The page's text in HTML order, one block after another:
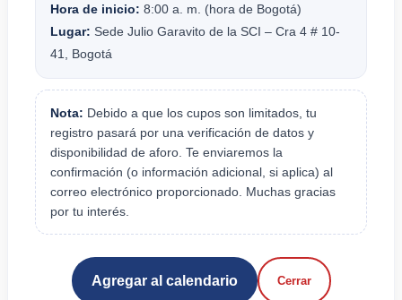
Hora de inicio: 8:00 a. m. (hora de Bogotá)
Lugar: Sede Julio Garavito de la SCI – Cra 4 # 10-
41, Bogotá
Nota: Debido a que los cupos son limitados, tu
registro pasará por una verificación de datos y
disponibilidad de aforo. Te enviaremos la
confirmación (o información adicional, si aplica) al
correo electrónico proporcionado. Muchas gracias
por tu interés.
Agregar al calendario Cerrar